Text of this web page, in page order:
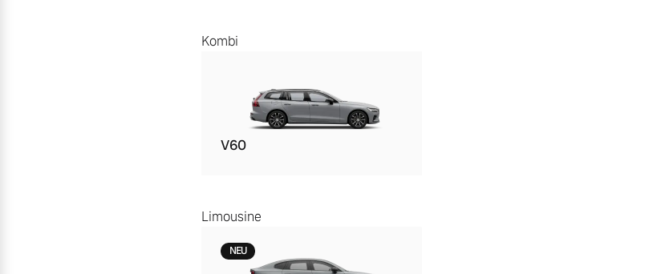
Kombi
V60
Limousine
NEU